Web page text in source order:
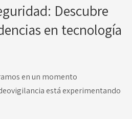
Descubre
en tecnología
en un momento
está experimentando